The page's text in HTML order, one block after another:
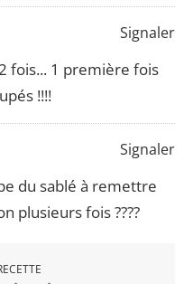
Signaler
fois... 1 première fois
!!!!
Signaler
du sablé à remettre
plusieurs fois ????